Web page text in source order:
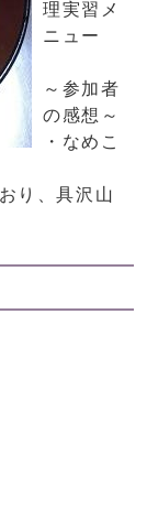
理実習メ
ニュー
～参加者
の感想～
・なめこ
り、具沢山